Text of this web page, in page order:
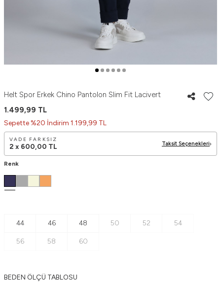
Helt Spor Erkek Chino Pantolon Slim Fit Lacivert
1.499,99 TL
Sepette %20 İndirim 1.199,99 TL
VADE FARKSIZ
2 x 600,00 TL Taksit Seçenekleri
Renk
44 46 48 50 52 54
56 58 60
BEDEN ÖLÇÜ TABLOSU